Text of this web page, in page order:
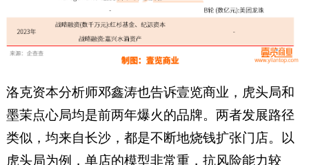
洛克资本分析师邓鑫涛也告诉壹览商业，虎头局和
墨茉点心局均是前两年爆火的品牌。两者发展路径
类似，均来自长沙，都是不断地烧钱扩张门店。以
虎头局为例，单店的模型非常重，抗风险能力较